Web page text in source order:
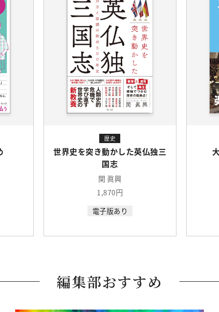
歴史
世界史を突き動かした英仏独三
国志
関 眞興
1,870円
電子版あり
編集部おすすめ